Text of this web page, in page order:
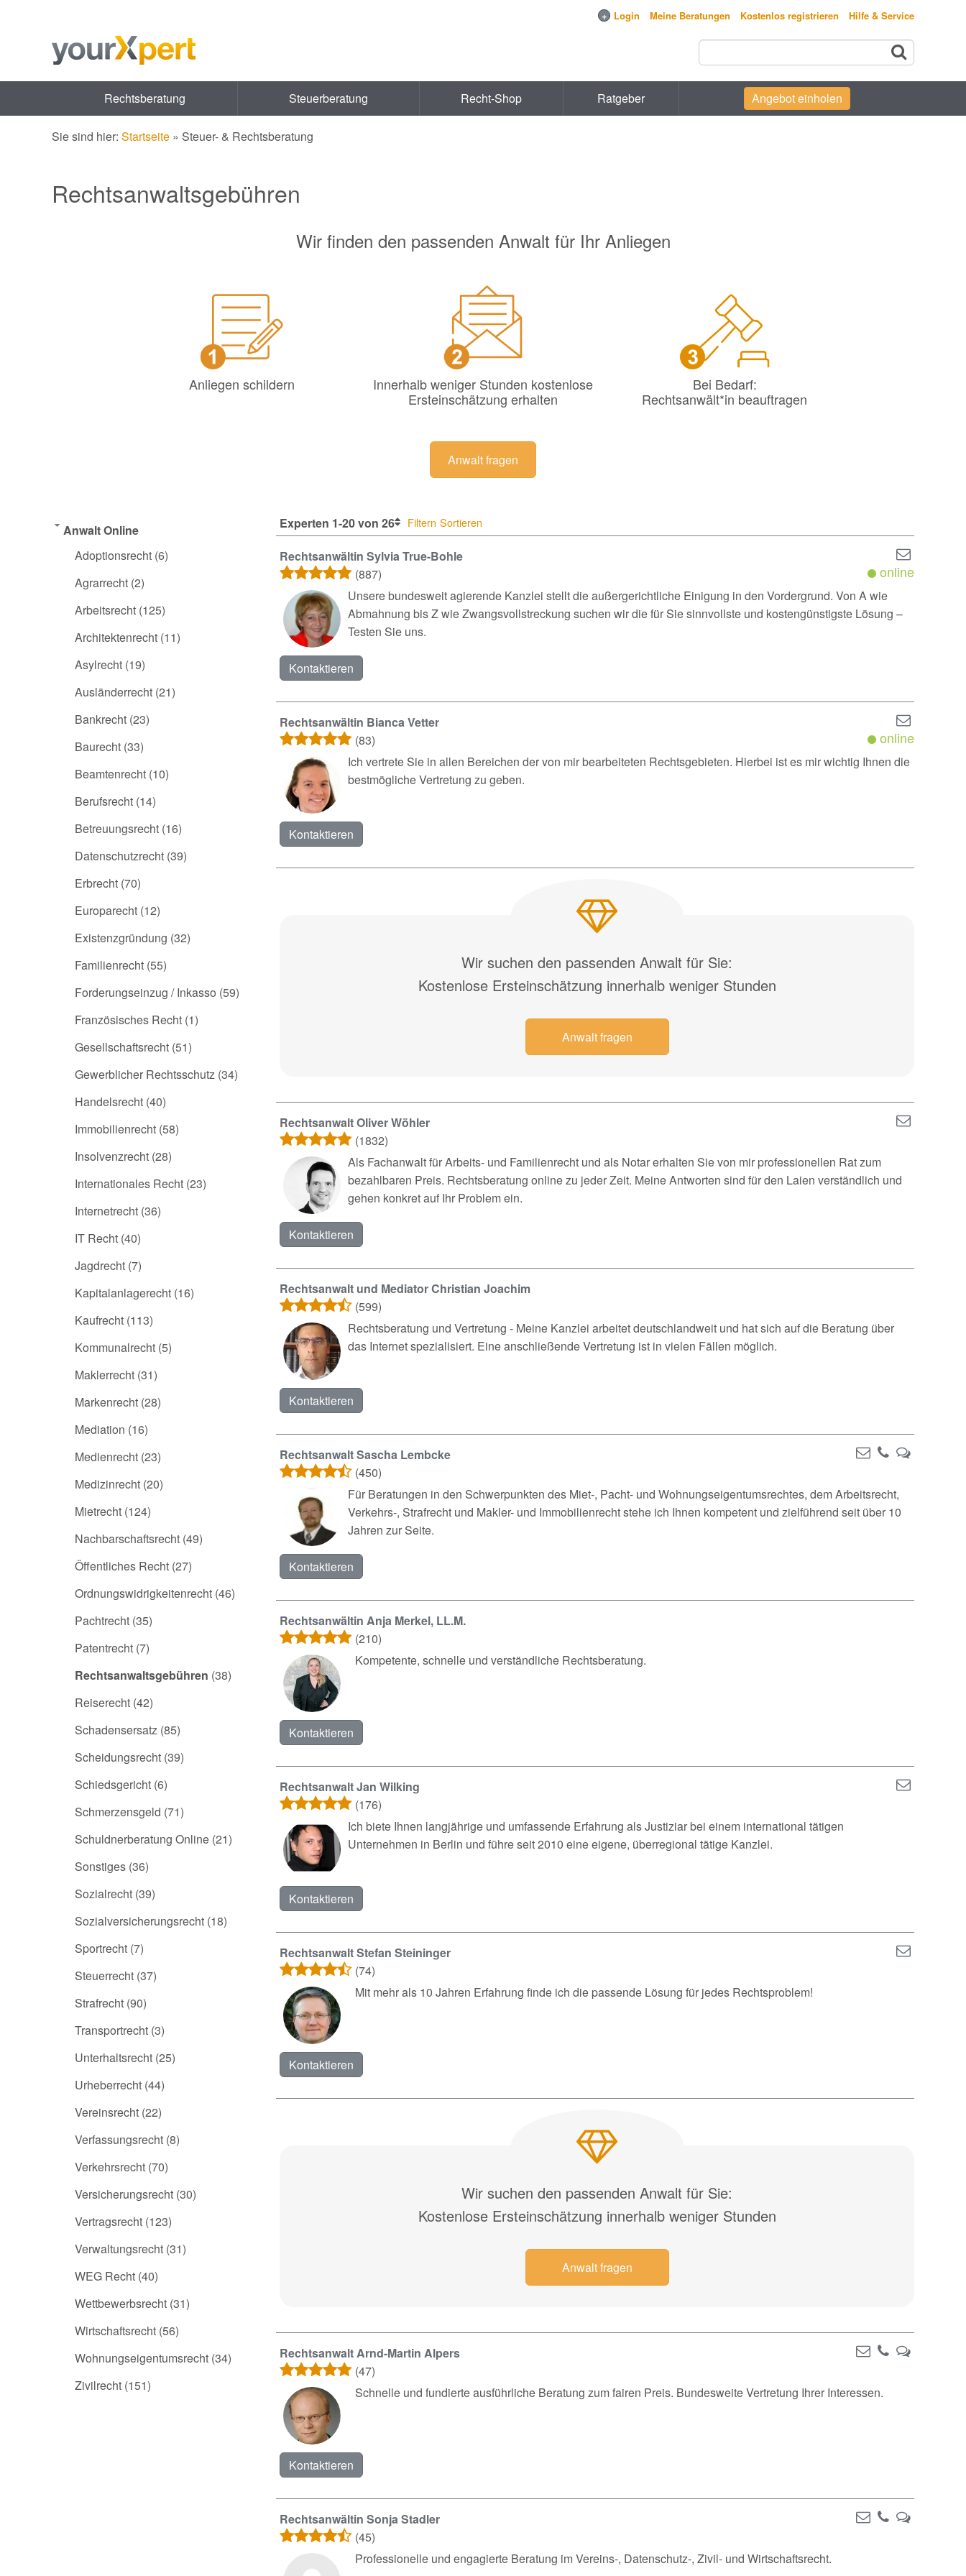
+ Login Meine Beratungen Kostenlos registrieren Hilfe & Service
Rechtsberatung Steuerberatung Recht-Shop Ratgeber Angebot einholen
Sie sind hier: Startseite » Steuer- & Rechtsberatung
Rechtsanwaltsgebühren
Wir finden den passenden Anwalt für Ihr Anliegen
Anliegen schildern
Innerhalb weniger Stunden kostenlose
Ersteinschätzung erhalten
Bei Bedarf:
Rechtsanwält*in beauftragen
Anwalt fragen
Anwalt Online
Adoptionsrecht (6)
Agrarrecht (2)
Arbeitsrecht (125)
Architektenrecht (11)
Asylrecht (19)
Ausländerrecht (21)
Bankrecht (23)
Baurecht (33)
Beamtenrecht (10)
Berufsrecht (14)
Betreuungsrecht (16)
Datenschutzrecht (39)
Erbrecht (70)
Europarecht (12)
Existenzgründung (32)
Familienrecht (55)
Forderungseinzug / Inkasso (59)
Französisches Recht (1)
Gesellschaftsrecht (51)
Gewerblicher Rechtsschutz (34)
Handelsrecht (40)
Immobilienrecht (58)
Insolvenzrecht (28)
Internationales Recht (23)
Internetrecht (36)
IT Recht (40)
Jagdrecht (7)
Kapitalanlagerecht (16)
Kaufrecht (113)
Kommunalrecht (5)
Maklerrecht (31)
Markenrecht (28)
Mediation (16)
Medienrecht (23)
Medizinrecht (20)
Mietrecht (124)
Nachbarschaftsrecht (49)
Öffentliches Recht (27)
Ordnungswidrigkeitenrecht (46)
Pachtrecht (35)
Patentrecht (7)
Rechtsanwaltsgebühren (38)
Reiserecht (42)
Schadensersatz (85)
Scheidungsrecht (39)
Schiedsgericht (6)
Schmerzensgeld (71)
Schuldnerberatung Online (21)
Sonstiges (36)
Sozialrecht (39)
Sozialversicherungsrecht (18)
Sportrecht (7)
Steuerrecht (37)
Strafrecht (90)
Transportrecht (3)
Unterhaltsrecht (25)
Urheberrecht (44)
Vereinsrecht (22)
Verfassungsrecht (8)
Verkehrsrecht (70)
Versicherungsrecht (30)
Vertragsrecht (123)
Verwaltungsrecht (31)
WEG Recht (40)
Wettbewerbsrecht (31)
Wirtschaftsrecht (56)
Wohnungseigentumsrecht (34)
Zivilrecht (151)
Experten 1-20 von 26 Filtern Sortieren
Rechtsanwältin Sylvia True-Bohle
(887)
online
Unsere bundesweit agierende Kanzlei stellt die außergerichtliche Einigung in den Vordergrund. Von A wie
Abmahnung bis Z wie Zwangsvollstreckung suchen wir die für Sie sinnvollste und kostengünstigste Lösung –
Testen Sie uns.
Kontaktieren
Rechtsanwältin Bianca Vetter
(83)
online
Ich vertrete Sie in allen Bereichen der von mir bearbeiteten Rechtsgebieten. Hierbei ist es mir wichtig Ihnen die
bestmögliche Vertretung zu geben.
Kontaktieren
Wir suchen den passenden Anwalt für Sie:
Kostenlose Ersteinschätzung innerhalb weniger Stunden
Anwalt fragen
Rechtsanwalt Oliver Wöhler
(1832)
Als Fachanwalt für Arbeits- und Familienrecht und als Notar erhalten Sie von mir professionellen Rat zum
bezahlbaren Preis. Rechtsberatung online zu jeder Zeit. Meine Antworten sind für den Laien verständlich und
gehen konkret auf Ihr Problem ein.
Kontaktieren
Rechtsanwalt und Mediator Christian Joachim
(599)
Rechtsberatung und Vertretung - Meine Kanzlei arbeitet deutschlandweit und hat sich auf die Beratung über
das Internet spezialisiert. Eine anschließende Vertretung ist in vielen Fällen möglich.
Kontaktieren
Rechtsanwalt Sascha Lembcke
(450)
Für Beratungen in den Schwerpunkten des Miet-, Pacht- und Wohnungseigentumsrechtes, dem Arbeitsrecht,
Verkehrs-, Strafrecht und Makler- und Immobilienrecht stehe ich Ihnen kompetent und zielführend seit über 10
Jahren zur Seite.
Kontaktieren
Rechtsanwältin Anja Merkel, LL.M.
(210)
Kompetente, schnelle und verständliche Rechtsberatung.
Kontaktieren
Rechtsanwalt Jan Wilking
(176)
Ich biete Ihnen langjährige und umfassende Erfahrung als Justiziar bei einem international tätigen
Unternehmen in Berlin und führe seit 2010 eine eigene, überregional tätige Kanzlei.
Kontaktieren
Rechtsanwalt Stefan Steininger
(74)
Mit mehr als 10 Jahren Erfahrung finde ich die passende Lösung für jedes Rechtsproblem!
Kontaktieren
Wir suchen den passenden Anwalt für Sie:
Kostenlose Ersteinschätzung innerhalb weniger Stunden
Anwalt fragen
Rechtsanwalt Arnd-Martin Alpers
(47)
Schnelle und fundierte ausführliche Beratung zum fairen Preis. Bundesweite Vertretung Ihrer Interessen.
Kontaktieren
Rechtsanwältin Sonja Stadler
(45)
Professionelle und engagierte Beratung im Vereins-, Datenschutz-, Zivil- und Wirtschaftsrecht.